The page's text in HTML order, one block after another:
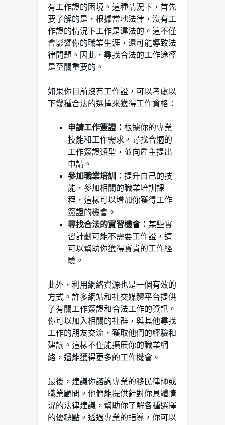
有工作證的困境。這種情況下，首先
要了解的是，根據當地法律，沒有工
作證的情況下工作是違法的。這不僅
會影響你的職業生涯，還可能導致法
律問題。因此，尋找合法的工作途徑
是至關重要的。
如果你目前沒有工作證，可以考慮以
下幾種合法的選擇來獲得工作資格：
申請工作簽證： 根據你的專業
技能和工作需求，尋找合適的
工作簽證類型，並向雇主提出
申請。
參加職業培訓： 提升自己的技
能，參加相關的職業培訓課
程，這樣可以增加你獲得工作
簽證的機會。
尋找合法的實習機會： 某些實
習計劃可能不需要工作證，這
可以幫助你獲得寶貴的工作經
驗。
此外，利用網絡資源也是一個有效的
方式。許多網站和社交媒體平台提供
了有關工作簽證和合法工作的資訊。
你可以加入相關的社群，與其他尋找
工作的朋友交流，獲取他們的經驗和
建議。這樣不僅能擴展你的職業網
絡，還能獲得更多的工作機會。
最後，建議你諮詢專業的移民律師或
職業顧問。他們能提供針對你具體情
況的法律建議，幫助你了解各種選擇
的優缺點。透過專業的指導，你可以